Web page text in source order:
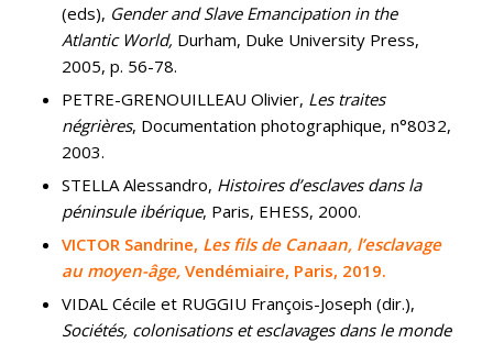
(eds), Gender and Slave Emancipation in the
Atlantic World, Durham, Duke University Press,
2005, p. 56-78.
PETRE-GRENOUILLEAU Olivier, Les traites
négrières, Documentation photographique, n°8032,
2003.
STELLA Alessandro, Histoires d’esclaves dans la
péninsule ibérique, Paris, EHESS, 2000.
VICTOR Sandrine, Les fils de Canaan, l’esclavage
au moyen-âge,Vendémiaire, Paris, 2019.
VIDAL Cécile et RUGGIU François-Joseph (dir.),
Sociétés, colonisations et esclavages dans le monde